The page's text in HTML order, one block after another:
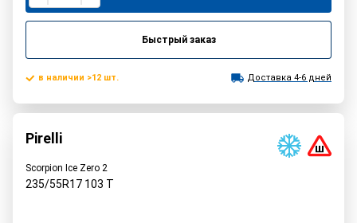
Быстрый заказ
в наличии >12 шт. Доставка 4-6 дней
Pirelli
Scorpion Ice Zero 2
235/55R17 103 T